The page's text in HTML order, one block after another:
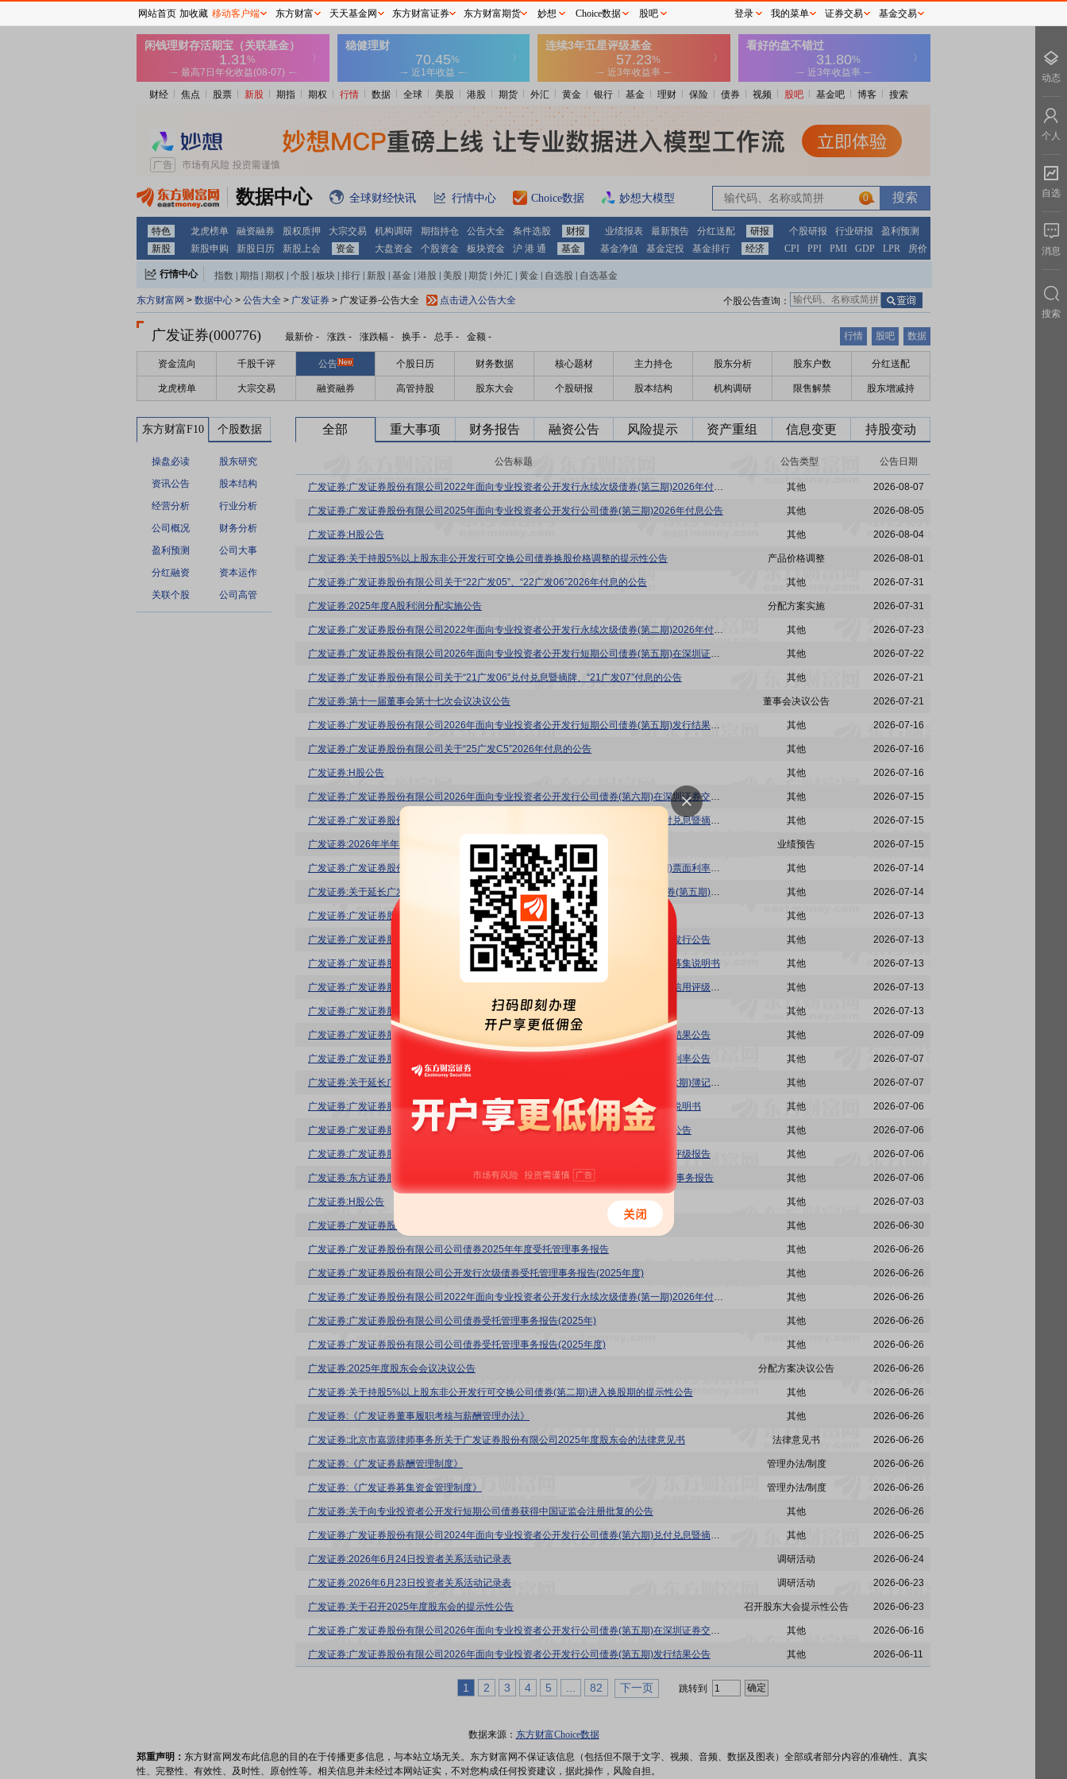
财经 焦点 股票 新股 期指 期权 行情 数据 全球 美股 港股 期货 外汇 黄金 银行 基金 理财 保险 债券 视频 股吧 基金吧 博客 搜索
数据中心 全球财经快讯 行情中心 Choice数据 妙想大模型 0
特色 龙虎榜单 融资融券 股权质押 大宗交易 机构调研 期指持仓 公告大全 条件选股 财报 业绩报表 最新预告 分红送配 研报 个股研报 行业研报
盈利预测
新股
新股申购 新股日历 新股上会 资金 大盘资金 个股资金 板块资金 沪 港 通 基金 基金净值 基金定投 基金排行 经济 CPI PPI PMI GDP LPR 房价
行情中心 指数 期指 期权 个股 板块 排行 新股 基金 港股 美股 期货 外汇 黄金 自选股 自选基金
东方财富网 > 数据中心 > 公告大全 > 广发证券 > 广发证券-公告大全 点击进入公告大全 个股公告查询：
广发证券(000776) 最新价 - 涨跌 - 涨跌幅 - 换手 - 总手 - 金额 - 行情 股吧 数据
资金流向 千股千评 公告 个股日历 财务数据 核心题材 主力持仓 股东分析 股东户数 分红送配
龙虎榜单 大宗交易 融资融券 高管持股 股东大会 个股研报 股本结构 机构调研 限售解禁 股东增减持
东方财富F10 个股数据
操盘必读
股东研究
资讯公告
股本结构
经营分析
行业分析
公司概况
财务分析
盈利预测
公司大事
分红融资
资本运作
关联个股
公司高管
全部 重大事项 财务报告 融资公告 风险提示 资产重组 信息变更 持股变动
公告标题 公告类型 公告日期
广发证券:广发证券股份有限公司2022年面向专业投资者公开发行永续次级债券(第三期)2026年付息公告 其他 2026-08-07
广发证券:广发证券股份有限公司2025年面向专业投资者公开发行公司债券(第三期)2026年付息公告 其他 2026-08-05
广发证券:H股公告 其他 2026-08-04
广发证券:关于持股5%以上股东非公开发行可交换公司债券换股价格调整的提示性公告 产品价格调整 2026-08-01
广发证券:广发证券股份有限公司关于“22广发05”、“22广发06”2026年付息的公告 其他 2026-07-31
广发证券:2025年度A股利润分配实施公告 分配方案实施 2026-07-31
广发证券:广发证券股份有限公司2022年面向专业投资者公开发行永续次级债券(第二期)2026年付息公告 其他 2026-07-23
广发证券:广发证券股份有限公司2026年面向专业投资者公开发行短期公司债券(第五期)在深圳证券交易所上市的公告 其他 2026-07-22
广发证券:广发证券股份有限公司关于“21广发06”兑付兑息暨摘牌、“21广发07”付息的公告 其他 2026-07-21
广发证券:第十一届董事会第十七次会议决议公告 董事会决议公告 2026-07-21
广发证券:广发证券股份有限公司2026年面向专业投资者公开发行短期公司债券(第五期)发行结果公告 其他 2026-07-16
广发证券:广发证券股份有限公司关于“25广发C5”2026年付息的公告 其他 2026-07-16
广发证券:H股公告 其他 2026-07-16
广发证券:广发证券股份有限公司2026年面向专业投资者公开发行公司债券(第六期)在深圳证券交易所上市的公告 其他 2026-07-15
广发证券:广发证券股份有限公司2023年面向专业投资者公开发行公司债券(第二期)兑付兑息暨摘牌公告 其他 2026-07-15
广发证券:2026年半年度业绩预告 业绩预告 2026-07-15
广发证券:广发证券股份有限公司2026年面向专业投资者公开发行短期公司债券(第五期)票面利率公告 其他 2026-07-14
广发证券:关于延长广发证券股份有限公司2026年面向专业投资者公开发行短期公司债券(第五期)簿记建档时间的公告 其他 2026-07-14
广发证券:广发证券股份有限公司2026年面向专业投资者公开发行短期公司债券更名公告 其他 2026-07-13
广发证券:广发证券股份有限公司2026年面向专业投资者公开发行短期公司债券(第五期)发行公告 其他 2026-07-13
广发证券:广发证券股份有限公司2026年面向专业投资者公开发行短期公司债券(第五期)募集说明书 其他 2026-07-13
广发证券:广发证券股份有限公司2026年面向专业投资者公开发行短期公司债券(第五期)信用评级报告 其他 2026-07-13
广发证券:广发证券股份有限公司关于“22广发02”及“22广发03”2026年付息的公告 其他 2026-07-13
广发证券:广发证券股份有限公司2026年面向专业投资者公开发行公司债券(第六期)发行结果公告 其他 2026-07-09
广发证券:广发证券股份有限公司2026年面向专业投资者公开发行公司债券(第六期)票面利率公告 其他 2026-07-07
广发证券:关于延长广发证券股份有限公司2026年面向专业投资者公开发行公司债券(第六期)簿记建档时间的公告 其他 2026-07-07
广发证券:广发证券股份有限公司2026年面向专业投资者公开发行公司债券(第六期)募集说明书 其他 2026-07-06
广发证券:广发证券股份有限公司2026年面向专业投资者公开发行公司债券(第六期)发行公告 其他 2026-07-06
广发证券:广发证券股份有限公司2026年面向专业投资者公开发行公司债券(第六期)信用评级报告 其他 2026-07-06
广发证券:东方证券股份有限公司关于广发证券股份有限公司2026年第一次临时受托管理事务报告 其他 2026-07-06
广发证券:H股公告 其他 2026-07-03
广发证券:广发证券股份有限公司关于永续次级债券触发强制付息事件的公告 其他 2026-06-30
广发证券:广发证券股份有限公司公司债券2025年年度受托管理事务报告 其他 2026-06-26
广发证券:广发证券股份有限公司公开发行次级债券受托管理事务报告(2025年度) 其他 2026-06-26
广发证券:广发证券股份有限公司2022年面向专业投资者公开发行永续次级债券(第一期)2026年付息公告 其他 2026-06-26
广发证券:广发证券股份有限公司公司债券受托管理事务报告(2025年) 其他 2026-06-26
广发证券:广发证券股份有限公司公司债券受托管理事务报告(2025年度) 其他 2026-06-26
广发证券:2025年度股东会会议决议公告 分配方案决议公告 2026-06-26
广发证券:关于持股5%以上股东非公开发行可交换公司债券(第二期)进入换股期的提示性公告 其他 2026-06-26
广发证券:《广发证券董事履职考核与薪酬管理办法》 其他 2026-06-26
广发证券:北京市嘉源律师事务所关于广发证券股份有限公司2025年度股东会的法律意见书 法律意见书 2026-06-26
广发证券:《广发证券薪酬管理制度》 管理办法/制度 2026-06-26
广发证券:《广发证券募集资金管理制度》 管理办法/制度 2026-06-26
广发证券:关于向专业投资者公开发行短期公司债券获得中国证监会注册批复的公告 其他 2026-06-26
广发证券:广发证券股份有限公司2024年面向专业投资者公开发行公司债券(第六期)兑付兑息暨摘牌的公告 其他 2026-06-25
广发证券:2026年6月24日投资者关系活动记录表 调研活动 2026-06-24
广发证券:2026年6月23日投资者关系活动记录表 调研活动 2026-06-23
广发证券:关于召开2025年度股东会的提示性公告 召开股东大会提示性公告 2026-06-23
广发证券:广发证券股份有限公司2026年面向专业投资者公开发行公司债券(第五期)在深圳证券交易所上市的公告 其他 2026-06-16
广发证券:广发证券股份有限公司2026年面向专业投资者公开发行公司债券(第五期)发行结果公告 其他 2026-06-11
1 2 3 4 5 82 下一页 跳转到
数据来源： 东方财富Choice数据
郑重声明： 东方财富网发布此信息的目的在于传播更多信息，与本站立场无关。东方财富网不保证该信息（包括但不限于文字、视频、音频、数据及图表）全部或者部分内容的准确性、真实
性、完整性、有效性、及时性、原创性等。相关信息并未经过本网站证实，不对您构成任何投资建议，据此操作，风险自担。
网站首页 加收藏 移动客户端 东方财富 天天基金网 东方财富证券 东方财富期货 妙想 Choice数据 股吧 登录 我的菜单 证券交易 基金交易
动态
个人
自选
消息
搜索